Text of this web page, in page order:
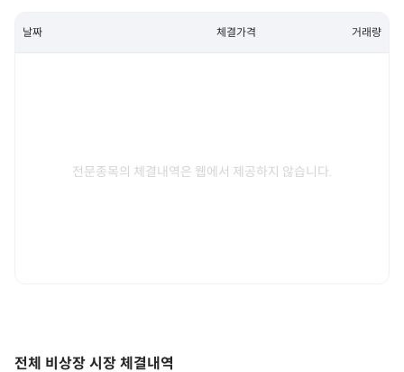
날짜 체결가격 거래량
전문종목의 체결내역은 웹에서 제공하지 않습니다.
전체 비상장 시장 체결내역